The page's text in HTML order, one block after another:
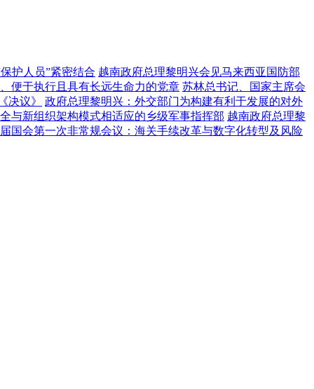
护人员”紧密结合 越南政府总理黎明兴会见马来西亚国防部
便于执行且具有长远生命力的党章 苏林总书记、国家主席会
决议》
政府总理黎明兴：外交部门为构建有利于发展的对外
与新组织架构模式相适应的乡级军事指挥部 越南政府总理黎
国会第一次非常规会议：海关手续改革与数字化转型及风险